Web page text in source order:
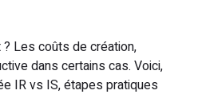
Les coûts de création,
dans certains cas. Voici,
IR vs IS, étapes pratiques